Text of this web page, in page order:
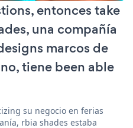
entonces take
una compañía
marcos de
tiene been able
su negocio en ferias
rbia shades estaba